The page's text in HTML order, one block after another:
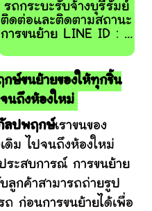
รถกระบะรับจ้างบุรีรัมย์
ติดต่อและติดตามสถานะ
การขนย้าย LINE ID : ...
ษ์ขนย้ายของให้ทุกชิ้น
นถึงห้องใหม่
ลปพฤกษ์เราขนของ
ดิม ไปจนถึงห้องใหม่
ระสบการณ์ การขนย้าย
ลูกค้าสามารถถ่ายรูป
ก่อนการขนย้ายได้เพื่อ